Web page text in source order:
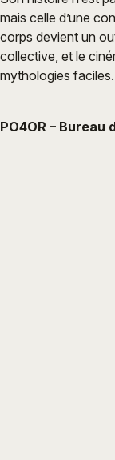
mais celle d’une
corps devient un
collective, et le
mythologies faciles.
PO4OR – Bureau